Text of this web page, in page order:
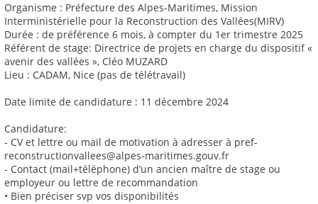
Organisme : Préfecture des Alpes-Maritimes, Mission
Interministérielle pour la Reconstruction des Vallées(MIRV)
Durée : de préférence 6 mois, à compter du 1er trimestre 2025
Référent de stage: Directrice de projets en charge du dispositif «
avenir des vallées », Cléo MUZARD
Lieu : CADAM, Nice (pas de télétravail)
Date limite de candidature : 11 décembre 2024
Candidature:
- CV et lettre ou mail de motivation à adresser à pref-
reconstructionvallees@alpes-maritimes.gouv.fr
- Contact (mail+téléphone) d’un ancien maître de stage ou
employeur ou lettre de recommandation
• Bien préciser svp vos disponibilités